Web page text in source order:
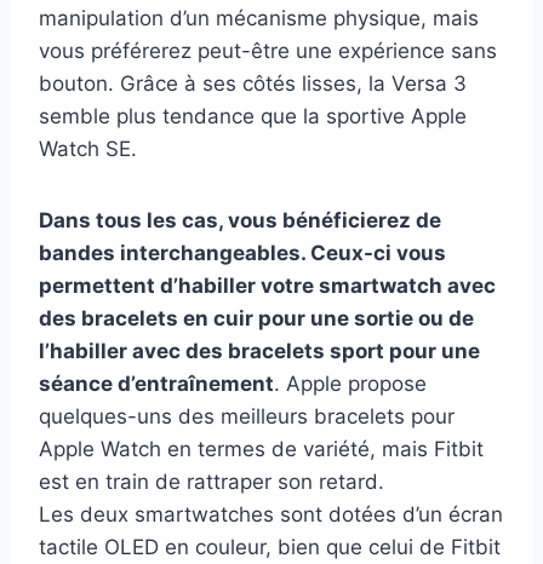
manipulation d’un mécanisme physique, mais
vous préférerez peut-être une expérience sans
bouton. Grâce à ses côtés lisses, la Versa 3
semble plus tendance que la sportive Apple
Watch SE.
Dans tous les cas, vous bénéficierez de
bandes interchangeables. Ceux-ci vous
permettent d’habiller votre smartwatch avec
des bracelets en cuir pour une sortie ou de
l’habiller avec des bracelets sport pour une
séance d’entraînement. Apple propose
quelques-uns des meilleurs bracelets pour
Apple Watch en termes de variété, mais Fitbit
est en train de rattraper son retard.
Les deux smartwatches sont dotées d’un écran
tactile OLED en couleur, bien que celui de Fitbit